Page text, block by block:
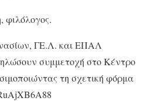
ΓΕ.Λ. και ΕΠΑΛ
συμμετοχή στο Κέντρο
τη σχετική φόρμα